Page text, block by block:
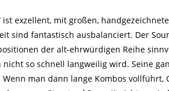
ist exzellent, mit großen,
sind fantastisch ausbalanciert. Der
der alt-ehrwürdigen Reihe
so schnell langweilig wird. Seine
man dann lange Kombos